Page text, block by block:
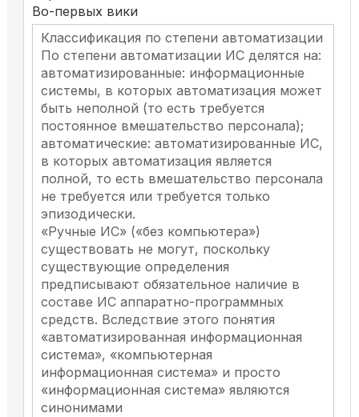
Во-первых вики
Классификация по степени автоматизации
По степени автоматизации ИС делятся на:
автоматизированные: информационные
системы, в которых автоматизация может
быть неполной (то есть требуется
постоянное вмешательство персонала);
автоматические: автоматизированные ИС,
в которых автоматизация является
полной, то есть вмешательство персонала
не требуется или требуется только
эпизодически.
«Ручные ИС» («без компьютера»)
существовать не могут, поскольку
существующие определения
предписывают обязательное наличие в
составе ИС аппаратно-программных
средств. Вследствие этого понятия
«автоматизированная информационная
система», «компьютерная
информационная система» и просто
«информационная система» являются
синонимами